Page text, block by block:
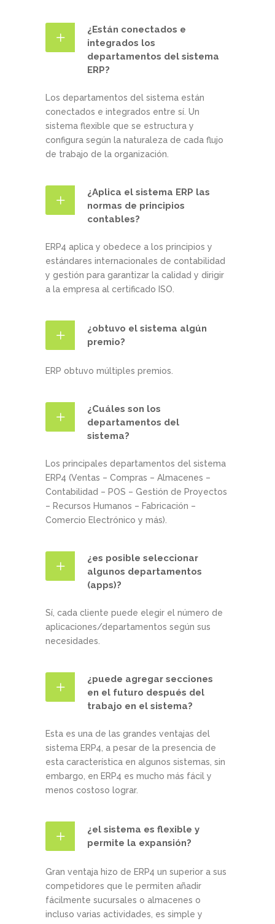
¿Están conectados e
integrados los
departamentos del sistema
ERP?
Los departamentos del sistema están
conectados e integrados entre sí. Un
sistema flexible que se estructura y
configura según la naturaleza de cada flujo
de trabajo de la organización.
¿Aplica el sistema ERP las
normas de principios
contables?
ERP4 aplica y obedece a los principios y
estándares internacionales de contabilidad
y gestión para garantizar la calidad y dirigir
a la empresa al certificado ISO.
¿obtuvo el sistema algún
premio?
ERP obtuvo múltiples premios.
¿Cuáles son los
departamentos del
sistema?
Los principales departamentos del sistema
ERP4 (Ventas – Compras – Almacenes –
Contabilidad – POS – Gestión de Proyectos
– Recursos Humanos – Fabricación –
Comercio Electrónico y más).
¿es posible seleccionar
algunos departamentos
(apps)?
Sí, cada cliente puede elegir el número de
aplicaciones/departamentos según sus
necesidades.
¿puede agregar secciones
en el futuro después del
trabajo en el sistema?
Esta es una de las grandes ventajas del
sistema ERP4, a pesar de la presencia de
esta característica en algunos sistemas, sin
embargo, en ERP4 es mucho más fácil y
menos costoso lograr.
¿el sistema es flexible y
permite la expansión?
Gran ventaja hizo de ERP4 un superior a sus
competidores que le permiten añadir
fácilmente sucursales o almacenes o
incluso varias actividades, es simple y